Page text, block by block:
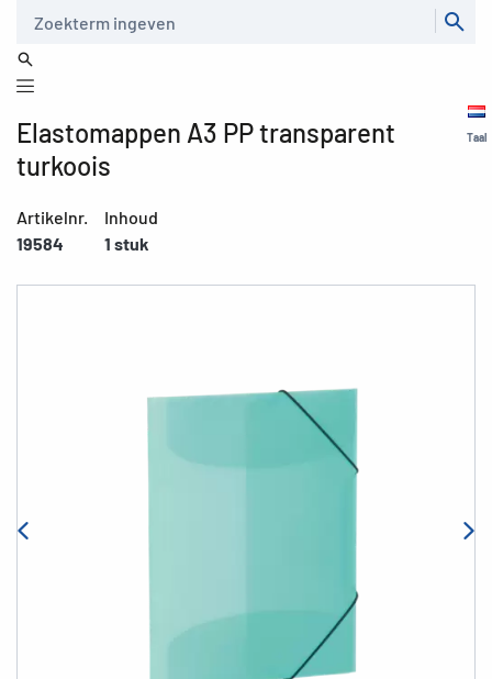
Taal
Elastomappen A3 PP transparent
turkoois
Artikelnr.
19584
Inhoud
1 stuk